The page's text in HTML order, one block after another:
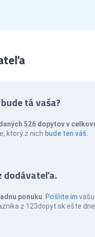
tá vaša?
526 dopytov v
ktorý z nich bude ten váš
dodávateľa.
ponuku Pošlite imvašu
z 123dopyt.sk ešte